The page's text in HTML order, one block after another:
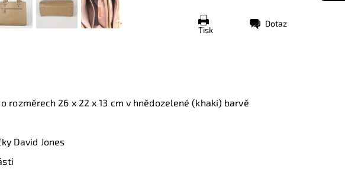
Tisk
Dotaz
rozměrech 26 x 22 x 13 cm v hnědozelené (khaki) barvě
David Jones